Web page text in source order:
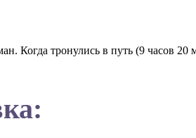
Когда тронулись в путь (9 часов